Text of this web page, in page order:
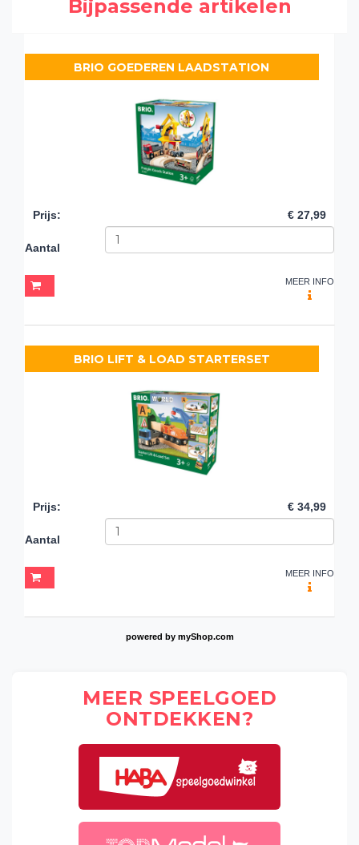
Bijpassende artikelen
BRIO GOEDEREN LAADSTATION
Prijs: € 27,99
Aantal
MEER INFO
BRIO LIFT & LOAD STARTERSET
Prijs: € 34,99
Aantal
MEER INFO
powered by myShop.com
MEER SPEELGOED
ONTDEKKEN?